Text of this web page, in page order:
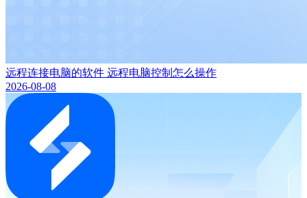
远程连接电脑的软件 远程电脑控制怎么操作
2026-08-08